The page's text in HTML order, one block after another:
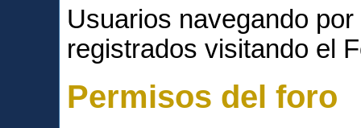
Usuarios navegando
registrados visitando el
Permisos del foro